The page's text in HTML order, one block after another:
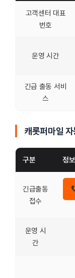
고객센터 대표
번호
운영 시간
긴급 출동 서비
스
캐롯퍼마일
구분 정보
긴급출동
접수
운영 시
간